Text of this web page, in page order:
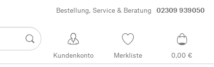
Bestellung, Service & Beratung 02309 939050
Kundenkonto Merkliste 0,00 €